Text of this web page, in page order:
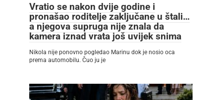
Vratio se nakon dvije godine i
pronašao roditelje zaključane u štali…
a njegova supruga nije znala da
kamera iznad vrata još uvijek snima
Nikola nije ponovno pogledao Marinu dok je nosio oca
prema automobilu. Čuo ju je